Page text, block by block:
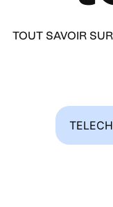
TOUT SAVOIR